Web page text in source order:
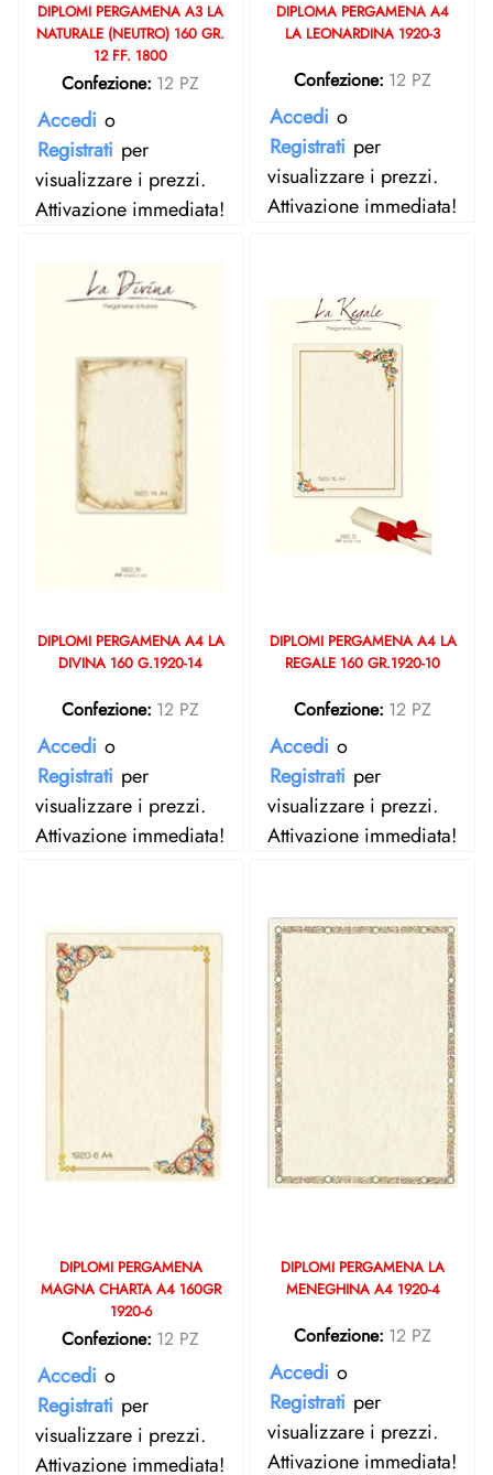
DIPLOMI PERGAMENA A3 LA
NATURALE (NEUTRO) 160 GR.
12 FF. 1800
Confezione: 12 PZ
Accedi o
Registrati per
visualizzare i prezzi.
Attivazione immediata!
DIPLOMA PERGAMENA A4
LA LEONARDINA 1920-3
Confezione: 12 PZ
Accedi o
Registrati per
visualizzare i prezzi.
Attivazione immediata!
DIPLOMI PERGAMENA A4 LA
DIVINA 160 G.1920-14
Confezione: 12 PZ
Accedi o
Registrati per
visualizzare i prezzi.
Attivazione immediata!
DIPLOMI PERGAMENA A4 LA
REGALE 160 GR.1920-10
Confezione: 12 PZ
Accedi o
Registrati per
visualizzare i prezzi.
Attivazione immediata!
DIPLOMI PERGAMENA
MAGNA CHARTA A4 160GR
1920-6
Confezione: 12 PZ
Accedi o
Registrati per
visualizzare i prezzi.
Attivazione immediata!
DIPLOMI PERGAMENA LA
MENEGHINA A4 1920-4
Confezione: 12 PZ
Accedi o
Registrati per
visualizzare i prezzi.
Attivazione immediata!